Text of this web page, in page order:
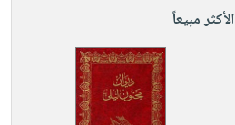
الأكثر مبيعاً